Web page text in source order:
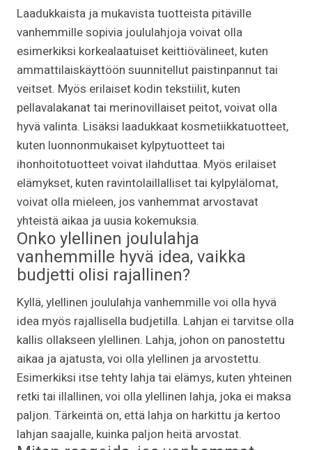
Laadukkaista ja mukavista tuotteista pitäville
vanhemmille sopivia joululahjoja voivat olla
esimerkiksi korkealaatuiset keittiövälineet, kuten
ammattilaiskäyttöön suunnitellut paistinpannut tai
veitset. Myös erilaiset kodin tekstiilit, kuten
pellavalakanat tai merinovillaiset peitot, voivat olla
hyvä valinta. Lisäksi laadukkaat kosmetiikkatuotteet,
kuten luonnonmukaiset kylpytuotteet tai
ihonhoitotuotteet voivat ilahduttaa. Myös erilaiset
elämykset, kuten ravintolaillalliset tai kylpylälomat,
voivat olla mieleen, jos vanhemmat arvostavat
yhteistä aikaa ja uusia kokemuksia.
Onko ylellinen joululahja
vanhemmille hyvä idea, vaikka
budjetti olisi rajallinen?
Kyllä, ylellinen joululahja vanhemmille voi olla hyvä
idea myös rajallisella budjetilla. Lahjan ei tarvitse olla
kallis ollakseen ylellinen. Lahja, johon on panostettu
aikaa ja ajatusta, voi olla ylellinen ja arvostettu.
Esimerkiksi itse tehty lahja tai elämys, kuten yhteinen
retki tai illallinen, voi olla ylellinen lahja, joka ei maksa
paljon. Tärkeintä on, että lahja on harkittu ja kertoo
lahjan saajalle, kuinka paljon heitä arvostat.